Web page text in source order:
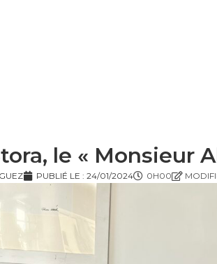
le « Monsieur
PUBLIÉ LE : 24/01/2024 0H00